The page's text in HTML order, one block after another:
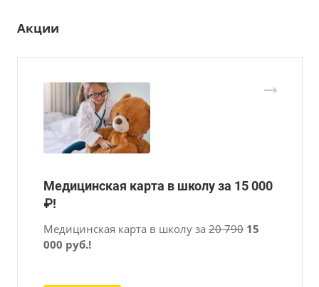
Акции
Медицинская карта в школу за 15 000
₽!
Медицинская карта в школу за 20 790 15
000 руб.!